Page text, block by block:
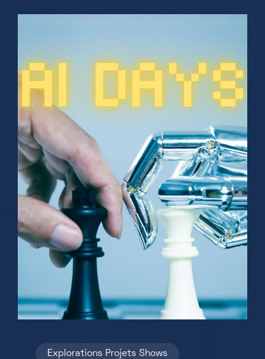
Explorations Projets Shows